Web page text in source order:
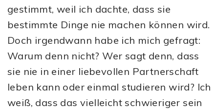
gestimmt, weil ich dachte, dass sie
bestimmte Dinge nie machen können wird.
Doch irgendwann habe ich mich gefragt:
Warum denn nicht? Wer sagt denn, dass
sie nie in einer liebevollen Partnerschaft
leben kann oder einmal studieren wird? Ich
weiß, dass das vielleicht schwieriger sein